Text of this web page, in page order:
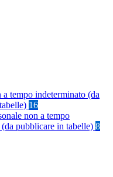
a tempo indeterminato (da
16
non a tempo
pubblicare in tabelle) 8